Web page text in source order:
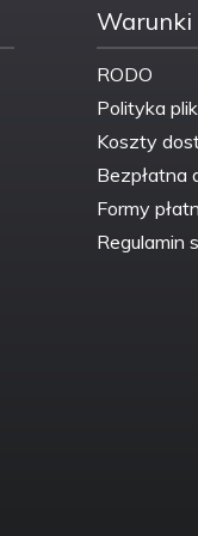
RODO
Polityka
Koszty
Bezpłatna
Formy
Regulamin